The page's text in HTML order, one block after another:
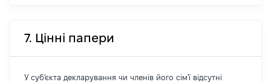
7. Цінні папери
У суб'єкта декларування чи членів його сім'ї відсутні